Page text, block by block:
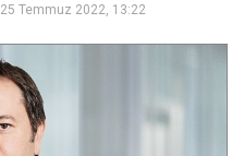
25 Temmuz 2022, 13:22